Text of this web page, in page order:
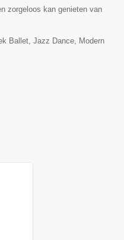
zorgeloos kan genieten van
Ballet, Jazz Dance, Modern